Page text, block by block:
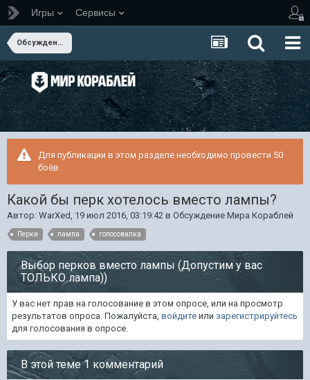
Игры Сервисы
Обсуждение Мира Кораблей
Для публикации в этом разделе необходимо провести 50
боёв.
Какой бы перк хотелось вместо лампы?
Автор: WarXed, 19 июл 2016, 03:19:42 в Обсуждение Мира Кораблей
Перки лампа голосовалка
Выбор перков вместо лампы (Допустим у вас
ТОЛЬКО лампа))
У вас нет прав на голосование в этом опросе, или на просмотр
результатов опроса. Пожалуйста, войдите или зарегистрируйтесь
для голосования в опросе.
В этой теме 1 комментарий